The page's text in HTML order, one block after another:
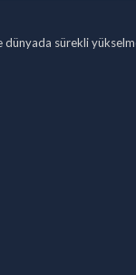
sürekli